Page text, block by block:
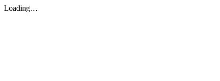
Loading…